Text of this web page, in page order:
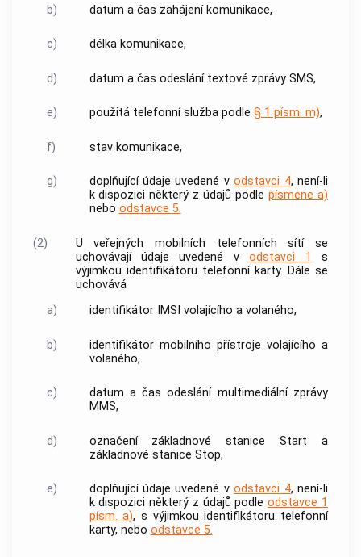
b) datum a čas zahájení komunikace,
c) délka komunikace,
d) datum a čas odeslání textové zprávySMS,
e) použitá telefonní službapodle § 1 písm. m),
f) stav komunikace,
g) doplňující údaje uvedené vodstavci 4, není-li
k dispozici některý z údajů podlepísmene a)
nebo odstavce 5.
(2)
U veřejných mobilních telefonních sítí se
uchovávají údaje uvedené vodstavci 1
s
výjimkou identifikátoru telefonní karty. Dále se
uchovává
a)
identifikátor IMSI volajícího a volaného,
b) identifikátor mobilního přístroje volajícího a
volaného,
c) datum a čas odeslání multimediální zprávy
MMS,
d) označení základnové stanice Start a
základnové stanice Stop,
e) doplňující údaje uvedené vodstavci 4, není-li
k dispozici některý z údajů podleodstavce 1
písm. a), s výjimkou identifikátoru telefonní
karty, nebo odstavce 5.